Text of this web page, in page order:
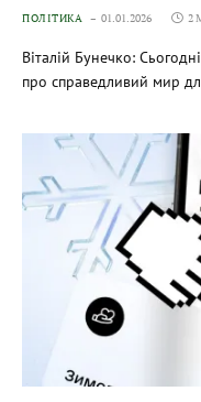
ПОЛІТИКА 01.01.2026 2
Віталій Бунечко:
про справедливий мир